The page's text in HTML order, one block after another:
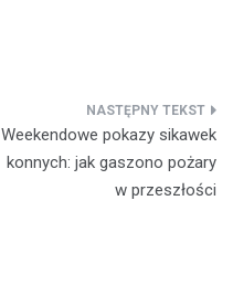
Weekendowe pokazy sikawek
konnych: jak gaszono pożary
w przeszłości